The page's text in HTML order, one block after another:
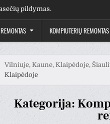
pildymas.
KOMPIUTERIŲ REMONTAS
Vilniuje, Kaune, Klaipėdoje,
Klaipėdoje
Kategorija: